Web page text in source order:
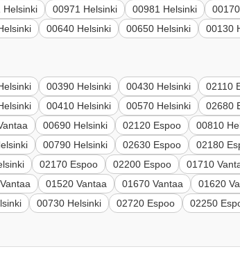
Helsinki 00971 Helsinki 00981 Helsinki
00640 Helsinki 00650 Helsinki 00130
00390 Helsinki 00430 Helsinki
02110
00410 Helsinki 00570 Helsinki
02680
00690 Helsinki 02120 Espoo
00810
00790 Helsinki 02630 Espoo
02180
02170 Espoo 02200 Espoo
01710
01520 Vantaa 01670 Vantaa
01620
00730 Helsinki 02720 Espoo
02250